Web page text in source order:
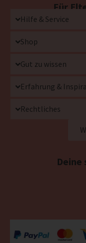
Für
Hilfe & Service
Shop
Gut zu wissen
Erfahrung &
Rechtliches
Deine